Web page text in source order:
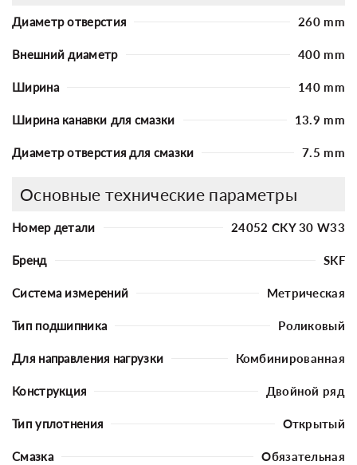
Диаметр отверстия 260 mm
Внешний диаметр 400 mm
Ширина 140 mm
Ширина канавки для смазки 13.9 mm
Диаметр отверстия для смазки 7.5 mm
Основные технические параметры
Номер детали 24052 CKY 30 W33
Бренд SKF
Система измерений Метрическая
Тип подшипника Роликовый
Для направления нагрузки Комбинированная
Конструкция Двойной ряд
Тип уплотнения Открытый
Смазка Обязательная